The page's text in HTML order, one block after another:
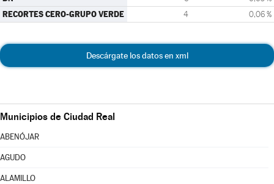
RECORTES CERO-GRUPO VERDE 4 0,06 %
Descárgate los datos en xml
Municipios de Ciudad Real
ABENÓJAR
AGUDO
ALAMILLO